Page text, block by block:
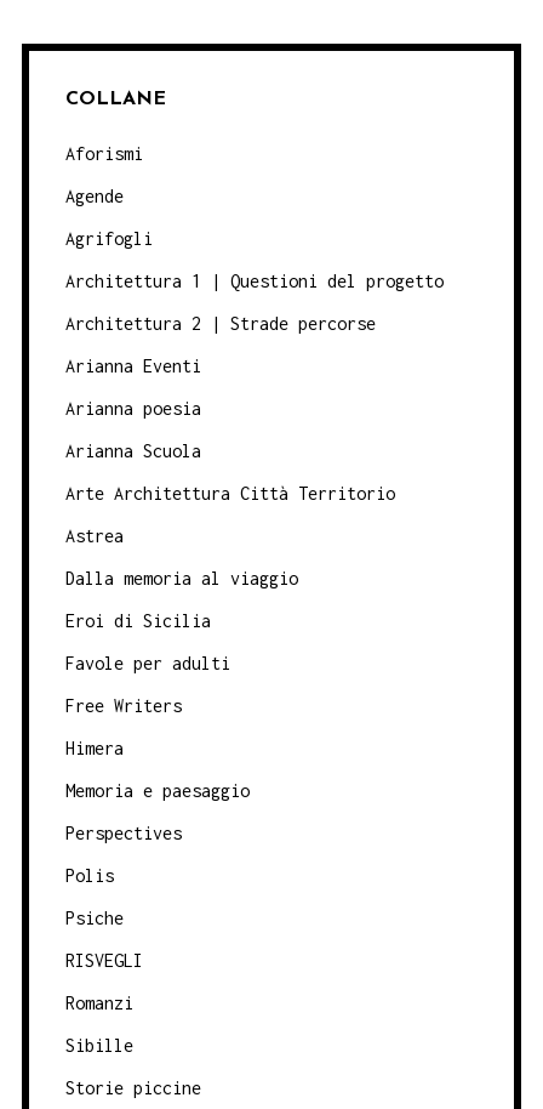
COLLANE
Aforismi
Agende
Agrifogli
Architettura 1 | Questioni del progetto
Architettura 2 | Strade percorse
Arianna Eventi
Arianna poesia
Arianna Scuola
Arte Architettura Città Territorio
Astrea
Dalla memoria al viaggio
Eroi di Sicilia
Favole per adulti
Free Writers
Himera
Memoria e paesaggio
Perspectives
Polis
Psiche
RISVEGLI
Romanzi
Sibille
Storie piccine